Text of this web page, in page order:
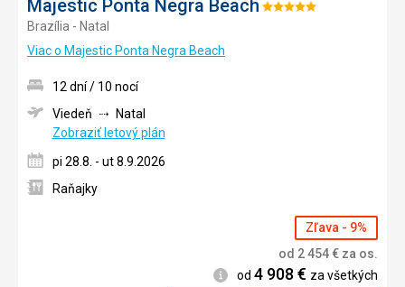
Majestic Ponta Negra Beach Hodnotenie:
Brazília - Natal
Viac o Majestic Ponta Negra Beach
12 dní / 10 nocí
Viedeň
Natal
Zobraziť letový plán
pi 28.8. - ut 8.9.2026
Raňajky
Zľava - 9%
od 2 454€ za os.
Informácie
od 4 908 € za všetkých